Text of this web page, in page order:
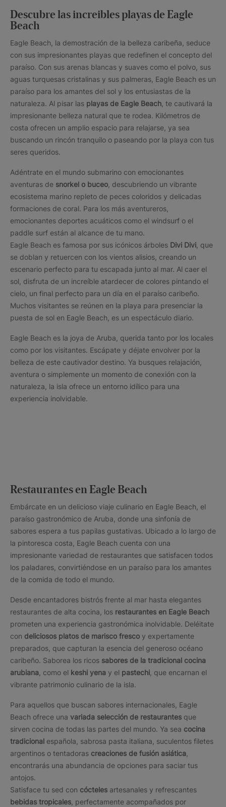
Descubre las increibles playas de Eagle
Beach
Eagle Beach, la demostración de la belleza caribeña, seduce
con sus impresionantes playas que redefinen el concepto del
paraíso. Con sus arenas blancas y suaves como el polvo, sus
aguas turquesas cristalinas y sus palmeras, Eagle Beach es un
paraíso para los amantes del sol y los entusiastas de la
naturaleza. Al pisar las playas de Eagle Beach , te cautivará la
impresionante belleza natural que te rodea. Kilómetros de
costa ofrecen un amplio espacio para relajarse, ya sea
buscando un rincón tranquilo o paseando por la playa con tus
seres queridos.
Adéntrate en el mundo submarino con emocionantes
aventuras de snorkel o buceo , descubriendo un vibrante
ecosistema marino repleto de peces coloridos y delicadas
formaciones de coral. Para los más aventureros,
emocionantes deportes acuáticos como el windsurf o el
paddle surf están al alcance de tu mano.
Eagle Beach es famosa por sus icónicos árboles Divi Divi , que
se doblan y retuercen con los vientos alisios, creando un
escenario perfecto para tu escapada junto al mar. Al caer el
sol, disfruta de un increíble atardecer de colores pintando el
cielo, un final perfecto para un día en el paraíso caribeño.
Muchos visitantes se reúnen en la playa para presenciar la
puesta de sol en Eagle Beach, es un espectáculo diario.
Eagle Beach es la joya de Aruba, querida tanto por los locales
como por los visitantes. Escápate y déjate envolver por la
belleza de este cautivador destino. Ya busques relajación,
aventura o simplemente un momento de conexión con la
naturaleza, la isla ofrece un entorno idílico para una
experiencia inolvidable.
Restaurantes en Eagle Beach
Embárcate en un delicioso viaje culinario en Eagle Beach, el
paraíso gastronómico de Aruba, donde una sinfonía de
sabores espera a tus papilas gustativas. Ubicado a lo largo de
la pintoresca costa, Eagle Beach cuenta con una
impresionante variedad de restaurantes que satisfacen todos
los paladares, convirtiéndose en un paraíso para los amantes
de la comida de todo el mundo.
Desde encantadores bistrós frente al mar hasta elegantes
restaurantes de alta cocina, los restaurantes en Eagle Beach
prometen una experiencia gastronómica inolvidable. Deléitate
con deliciosos platos de marisco fresco y expertamente
preparados, que capturan la esencia del generoso océano
caribeño. Saborea los ricos sabores de la tradicional cocina
arubiana , como el keshi yena y el pastechi , que encarnan el
vibrante patrimonio culinario de la isla.
Para aquellos que buscan sabores internacionales, Eagle
Beach ofrece una variada selección de restaurantes que
sirven cocina de todas las partes del mundo. Ya sea cocina
tradicional española, sabrosa pasta italiana, suculentos filetes
argentinos o tentadoras creaciones de fusión asiática
encontrarás una abundancia de opciones para saciar tus
antojos.
Satisface tu sed con cócteles artesanales y refrescantes
bebidas tropicales , perfectamente acompañados por